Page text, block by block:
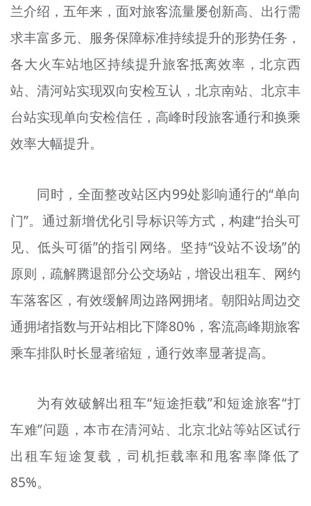
兰介绍，五年来，面对旅客流量屡创新高、出行需
求丰富多元、服务保障标准持续提升的形势任务，
各大火车站地区持续提升旅客抵离效率，北京西
站、清河站实现双向安检互认，北京南站、北京丰
台站实现单向安检信任，高峰时段旅客通行和换乘
效率大幅提升。
同时，全面整改站区内99处影响通行的“单向
门”。通过新增优化引导标识等方式，构建“抬头可
见、低头可循”的指引网络。坚持“设站不设场”的
原则，疏解腾退部分公交场站，增设出租车、网约
车落客区，有效缓解周边路网拥堵。朝阳站周边交
通拥堵指数与开站相比下降80%，客流高峰期旅客
乘车排队时长显著缩短，通行效率显著提高。
为有效破解出租车“短途拒载”和短途旅客“打
车难”问题，本市在清河站、北京北站等站区试行
出租车短途复载，司机拒载率和甩客率降低了
85%。